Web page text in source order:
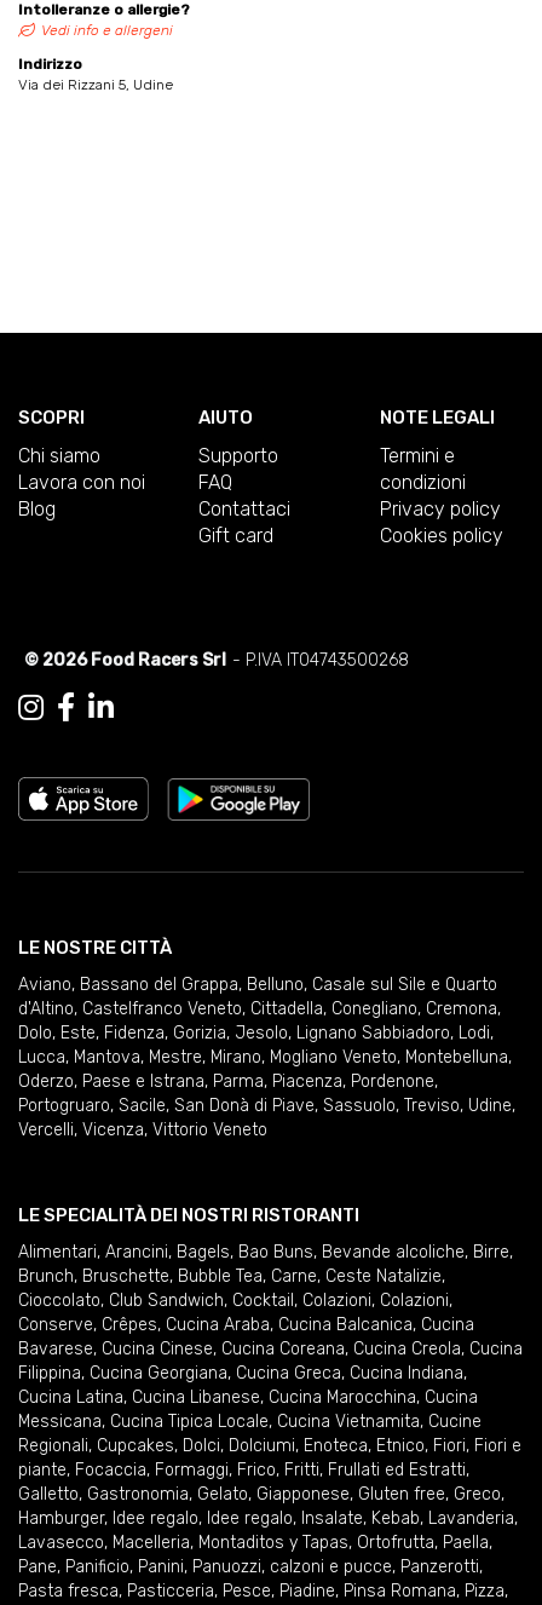
Intolleranze o allergie?
Vedi info e allergeni
Indirizzo
Via dei Rizzani 5, Udine
SCOPRI
Chi siamo
Lavora con noi
Blog
AIUTO
Supporto
FAQ
Contattaci
Gift card
NOTE LEGALI
Termini e
condizioni
Privacy policy
Cookies policy
© 2026 Food Racers Srl - P.IVA IT04743500268
LE NOSTRE CITTÀ
Aviano, Bassano del Grappa, Belluno, Casale sul Sile e Quarto
d'Altino, Castelfranco Veneto, Cittadella, Conegliano, Cremona,
Dolo, Este, Fidenza, Gorizia, Jesolo, Lignano Sabbiadoro, Lodi,
Lucca, Mantova, Mestre, Mirano, Mogliano Veneto, Montebelluna,
Oderzo, Paese e Istrana, Parma, Piacenza, Pordenone,
Portogruaro, Sacile, San Donà di Piave, Sassuolo, Treviso, Udine,
Vercelli, Vicenza, Vittorio Veneto
LE SPECIALITÀ DEI NOSTRI RISTORANTI
Alimentari, Arancini, Bagels, Bao Buns, Bevande alcoliche, Birre,
Brunch, Bruschette, Bubble Tea, Carne, Ceste Natalizie,
Cioccolato, Club Sandwich, Cocktail , Colazioni, Colazioni,
Conserve, Crêpes, Cucina Araba, Cucina Balcanica, Cucina
Bavarese, Cucina Cinese, Cucina Coreana, Cucina Creola, Cucina
Filippina, Cucina Georgiana, Cucina Greca, Cucina Indiana,
Cucina Latina, Cucina Libanese, Cucina Marocchina, Cucina
Messicana, Cucina Tipica Locale, Cucina Vietnamita, Cucine
Regionali, Cupcakes, Dolci, Dolciumi, Enoteca, Etnico, Fiori, Fiori e
piante, Focaccia, Formaggi, Frico, Fritti, Frullati ed Estratti,
Galletto, Gastronomia, Gelato, Giapponese, Gluten free, Greco,
Hamburger, Idee regalo, Idee regalo, Insalate, Kebab, Lavanderia,
Lavasecco, Macelleria, Montaditos y Tapas, Ortofrutta, Paella,
Pane, Panificio, Panini, Panuozzi, calzoni e pucce, Panzerotti,
Pasta fresca, Pasticceria, Pesce, Piadine, Pinsa Romana, Pizza,